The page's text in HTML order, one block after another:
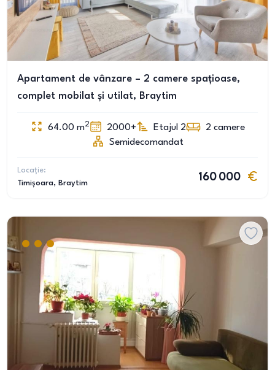
Apartament de vânzare – 2 camere spațioase,
complet mobilat și utilat, Braytim
64.00 m2 2000+ Etajul 2 2 camere
Semidecomandat
Locație:
Timișoara, Braytim
160 000